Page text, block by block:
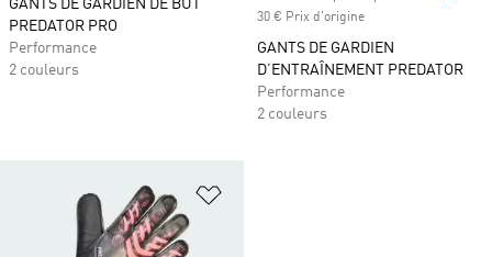
GANTS DE GARDIEN DE BUT
PREDATOR PRO
Performance
2 couleurs
30 € Prix d'origine
GANTS DE GARDIEN
D’ENTRAÎNEMENT PREDATOR
Performance
2 couleurs